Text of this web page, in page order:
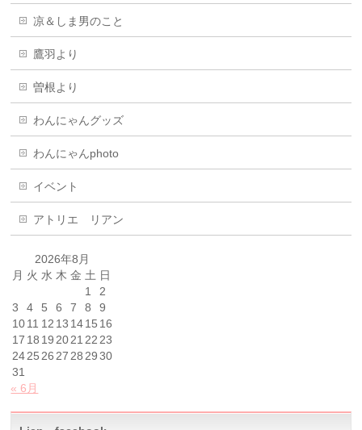
凉＆しま男のこと
鷹羽より
曽根より
わんにゃんグッズ
わんにゃんphoto
イベント
アトリエ リアン
2026年8月
月 火 水 木 金 土 日
1
2
3
4 5 6 7 8
9
1011 12 13 1415 16
17 18 19 2021 22 23
2425 26 27 28 29 30
31
« 6月